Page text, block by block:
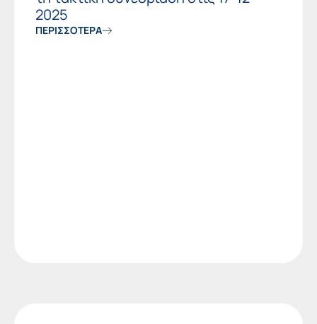
2025
ΠΕΡΙΣΣΟΤΕΡΑ